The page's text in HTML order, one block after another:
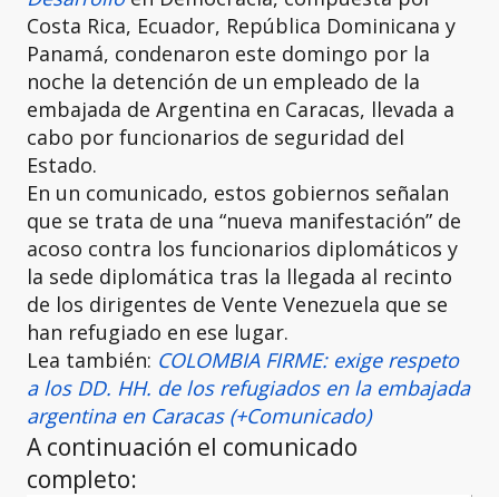
Costa Rica, Ecuador, República Dominicana y
Panamá, condenaron este domingo por la
noche la detención de un empleado de la
embajada de Argentina en Caracas, llevada a
cabo por funcionarios de seguridad del
Estado.
En un comunicado, estos gobiernos señalan
que se trata de una “nueva manifestación” de
acoso contra los funcionarios diplomáticos y
la sede diplomática tras la llegada al recinto
de los dirigentes de Vente Venezuela que se
han refugiado en ese lugar.
Lea también: COLOMBIA FIRME: exige respeto
a los DD. HH. de los refugiados en la embajada
argentina en Caracas (+Comunicado)
A continuación el comunicado
completo: